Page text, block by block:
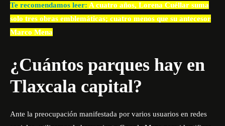
Te recomendamos leer: A cuatro años, Lorena Cuéllar suma
solo tres obras emblemáticas; cuatro menos que su antecesor
Marco Mena
¿Cuántos parques hay en
Tlaxcala capital?
Ante la preocupación manifestada por varios usuarios en redes